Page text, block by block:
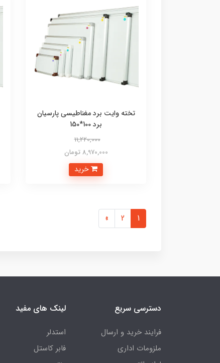
تخته وایت برد مغناطیسی پارسیان
برد 100*150
11,220,000
8,970,000 تومان
1
2
»
دسترسی سریع
فرایند خرید و ارسال
ملزومات اداری
لینک های مفید
استدلر
فابر کاستل